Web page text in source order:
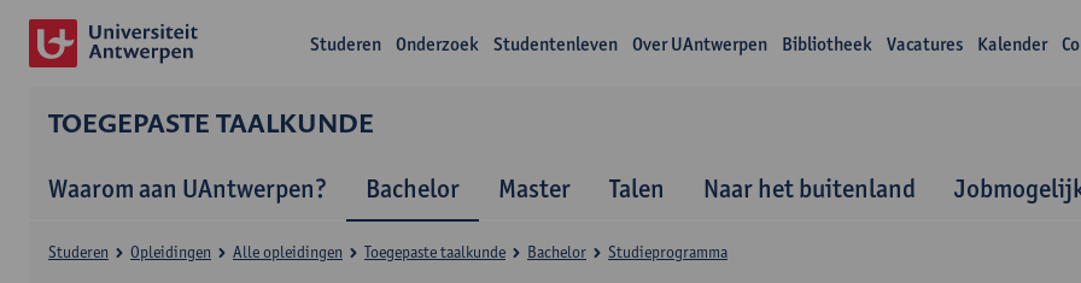
Studeren Onderzoek Studentenleven Over UAntwerpen Bibliotheek Vacatures Kalender
TOEGEPASTE TAALKUNDE
Waarom aan UAntwerpen? Bachelor Master Talen Naar het buitenland
Studeren Opleidingen Alle opleidingen Toegepaste taalkunde Bachelor Studieprogramma